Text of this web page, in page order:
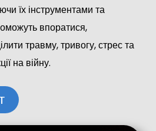
їх інструментами та
впоратися,
травму, тривогу, стрес та
на війну.